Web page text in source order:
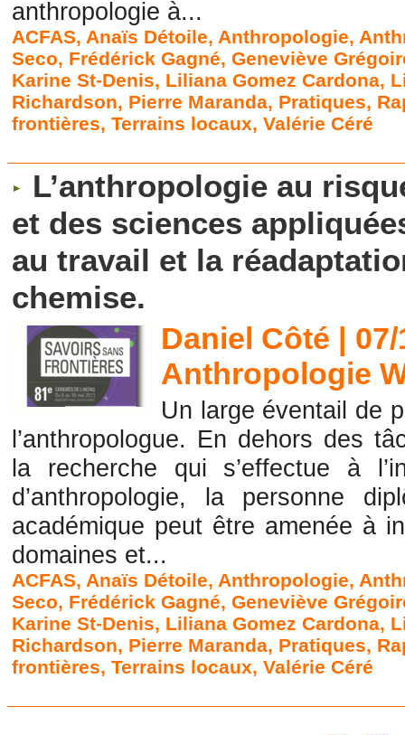
anthropologie à...
ACFAS, Anaïs Détoile, Anthropologie,
Seco, Frédérick Gagné,Geneviève
Karine St-Denis, Liliana Gomez Cardona,
Richardson, Pierre Maranda, Pratiques,
frontières,Terrains locaux,Valérie Céré
L’anthropologie au
et des sciences
au travail et la
chemise.
Daniel Côté | 07/
Anthropologie
Un large éventail de
l’anthropologue. En dehors des
la recherche qui s’effectue à
d’anthropologie, la personne
académique peut être amenée à
domaines et...
ACFAS, Anaïs Détoile, Anthropologie,
Seco, Frédérick Gagné,Geneviève
Karine St-Denis, Liliana Gomez Cardona,
Richardson, Pierre Maranda, Pratiques,
frontières,Terrains locaux,Valérie Céré